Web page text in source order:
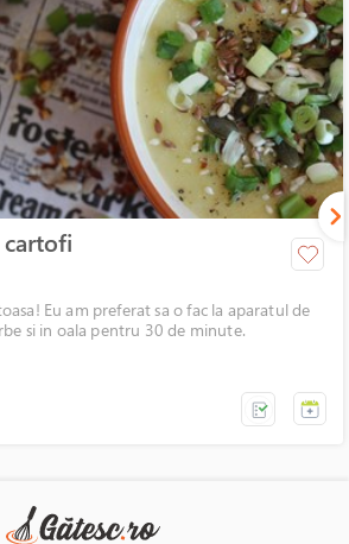
cartofi
Eu am preferat sa o fac la aparatul de
si in oala pentru 30 de minute.